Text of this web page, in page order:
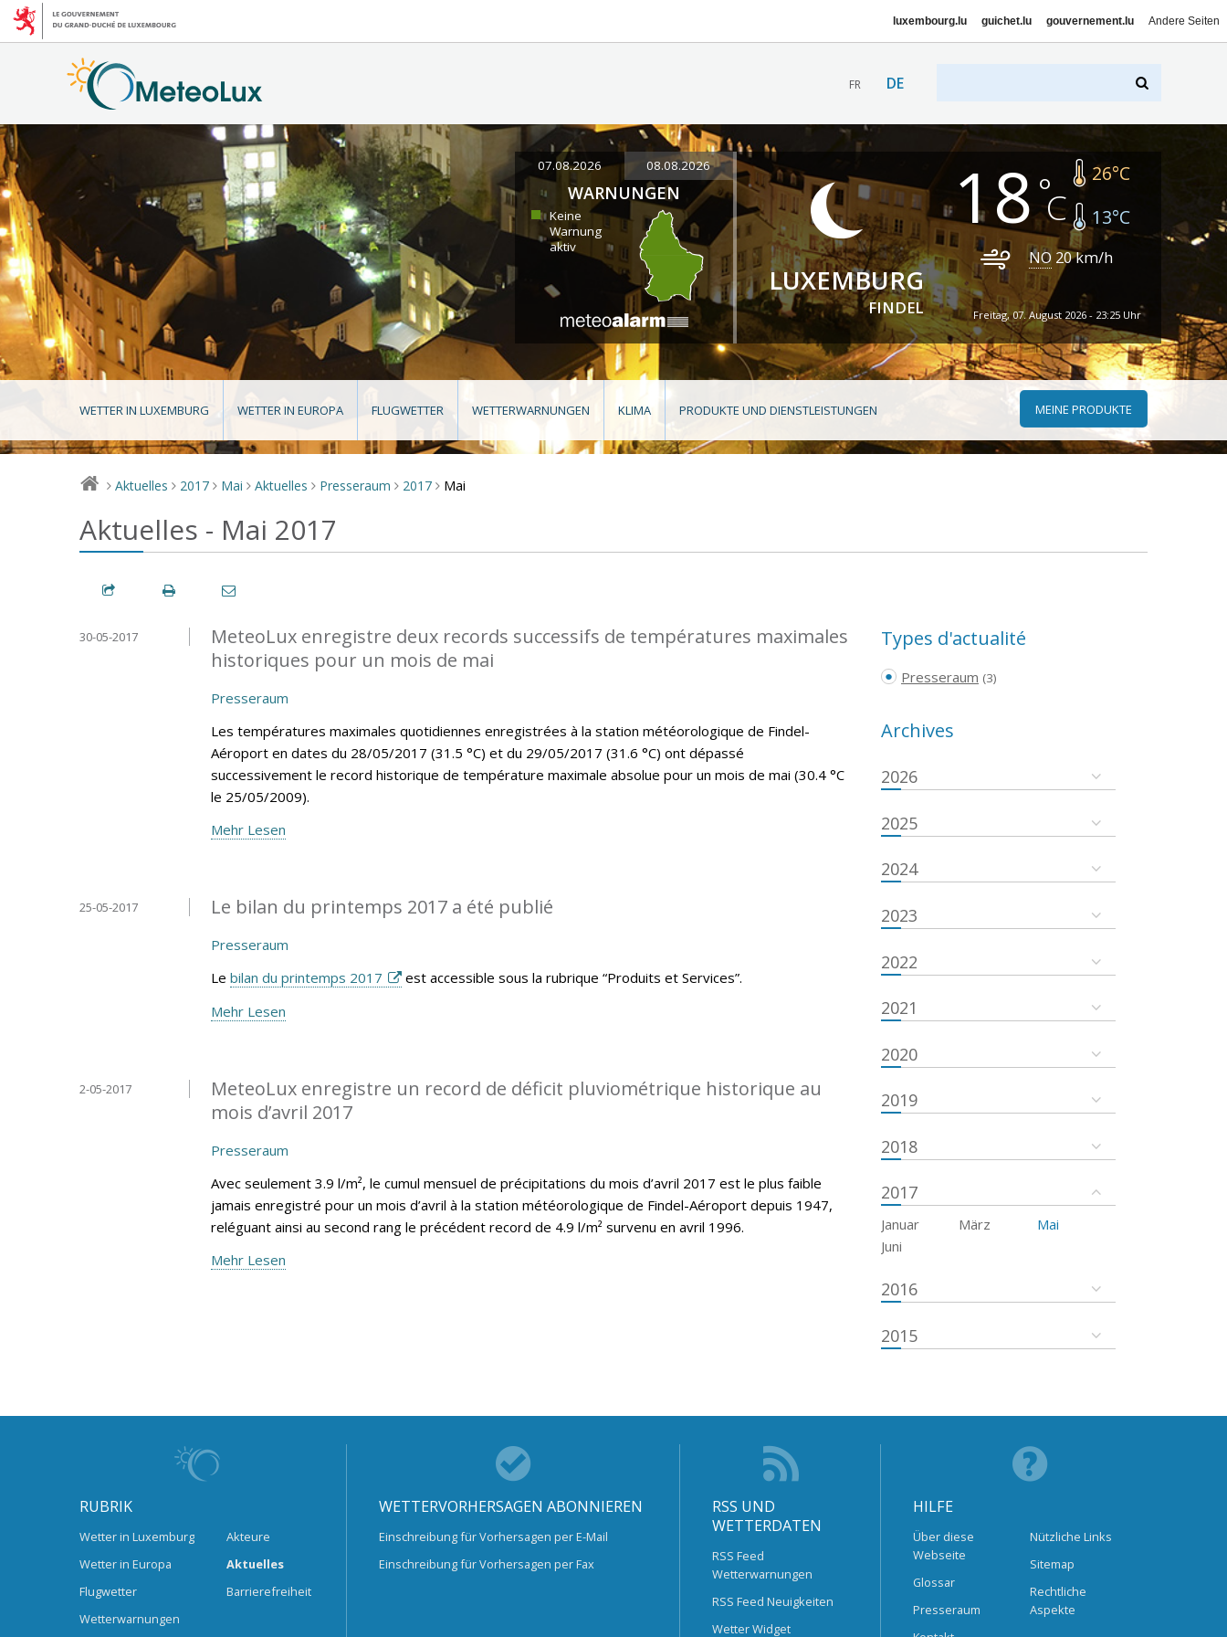
luxembourg.lu guichet.lu gouvernement.lu Andere Seiten
FR DE
07.08.2026 08.08.2026
WARNUNGEN
Keine
Warnung
aktiv
LUXEMBURG
FINDEL
18 26°C
13°C
NO 20km/h
Freitag, 07. August 2026 - 23:25 Uhr
WETTER IN LUXEMBURG WETTER IN EUROPA FLUGWETTER WETTERWARNUNGEN KLIMA PRODUKTE UND DIENSTLEISTUNGEN MEINE PRODUKTE
> Aktuelles > 2017 > Mai > Aktuelles > Presseraum > 2017 > Mai
Aktuelles - Mai 2017
MeteoLux enregistre deux records successifs de températures maximales
historiques pour un mois de mai
30-05-2017
Presseraum
Les températures maximales quotidiennes enregistrées à la station météorologique de Findel-
Aéroport en dates du 28/05/2017 (31.5 °C) et du 29/05/2017 (31.6 °C) ont dépassé
successivement le record historique de température maximale absolue pour un mois de mai (30.4 °C
le 25/05/2009).
Mehr Lesen
Le bilan du printemps 2017 a été publié
25-05-2017
Presseraum
Le bilan du printemps 2017
est accessible sous la rubrique “Produits et Services”.
Mehr Lesen
MeteoLux enregistre un record de déficit pluviométrique historique au
mois d’avril 2017
2-05-2017
Presseraum
Avec seulement 3.9 l/m², le cumul mensuel de précipitations du mois d’avril 2017 est le plus faible
jamais enregistré pour un mois d’avril à la station météorologique de Findel-Aéroport depuis 1947,
reléguant ainsi au second rang le précédent record de 4.9 l/m² survenu en avril 1996.
Mehr Lesen
Types d'actualité
Presseraum (3)
Archives
2026
2025
2024
2023
2022
2021
2020
2019
2018
2017
Januar März
Mai
Juni
2016
2015
RUBRIK
Wetter in Luxemburg
Wetter in Europa
Flugwetter
Wetterwarnungen
Akteure
Aktuelles
Barrierefreiheit
WETTERVORHERSAGEN ABONNIEREN
Einschreibung für Vorhersagen per E-Mail
Einschreibung für Vorhersagen per Fax
RSS UND
WETTERDATEN
RSS Feed
Wetterwarnungen
RSS Feed Neuigkeiten
Wetter Widget
HILFE
Über diese
Webseite
Glossar
Presseraum
Nützliche Links
Sitemap
Rechtliche
Aspekte